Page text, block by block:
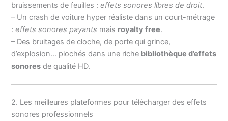
bruissements de feuilles :effets sonores libres de droit.
– Un crash de voiture hyper réaliste dans un court-métrage
:effets sonores payants mais royalty free.
– Des bruitages de cloche, de porte qui grince,
d’explosion… piochés dans une riche bibliothèque d’effets
sonores de qualité HD.
2. Les meilleures plateformes pour télécharger des effets
sonores professionnels